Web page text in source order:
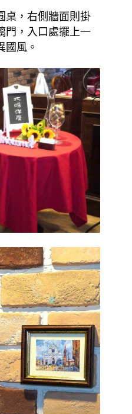
桌，右側牆面則掛
門，入口處擺上一
國風。